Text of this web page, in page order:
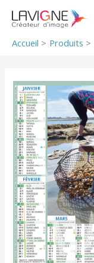
contenu
Accueil Produits